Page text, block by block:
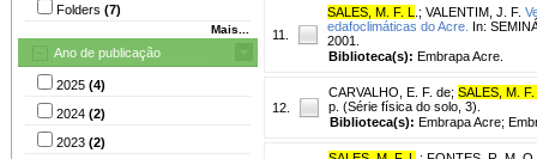
Folders (7)
Mais...
Ano de publicação
2025 (4)
2024 (2)
2023 (2)
11.
SALES, M. F. L ; VALENTIM, J. F.
edafoclimáticas do Acre. In:
2001.
Biblioteca(s): Embrapa Acre.
12.
CARVALHO, E. F. de; SALES, M. F.
p. (Série física do solo, 3).
Biblioteca(s): Embrapa Acre;